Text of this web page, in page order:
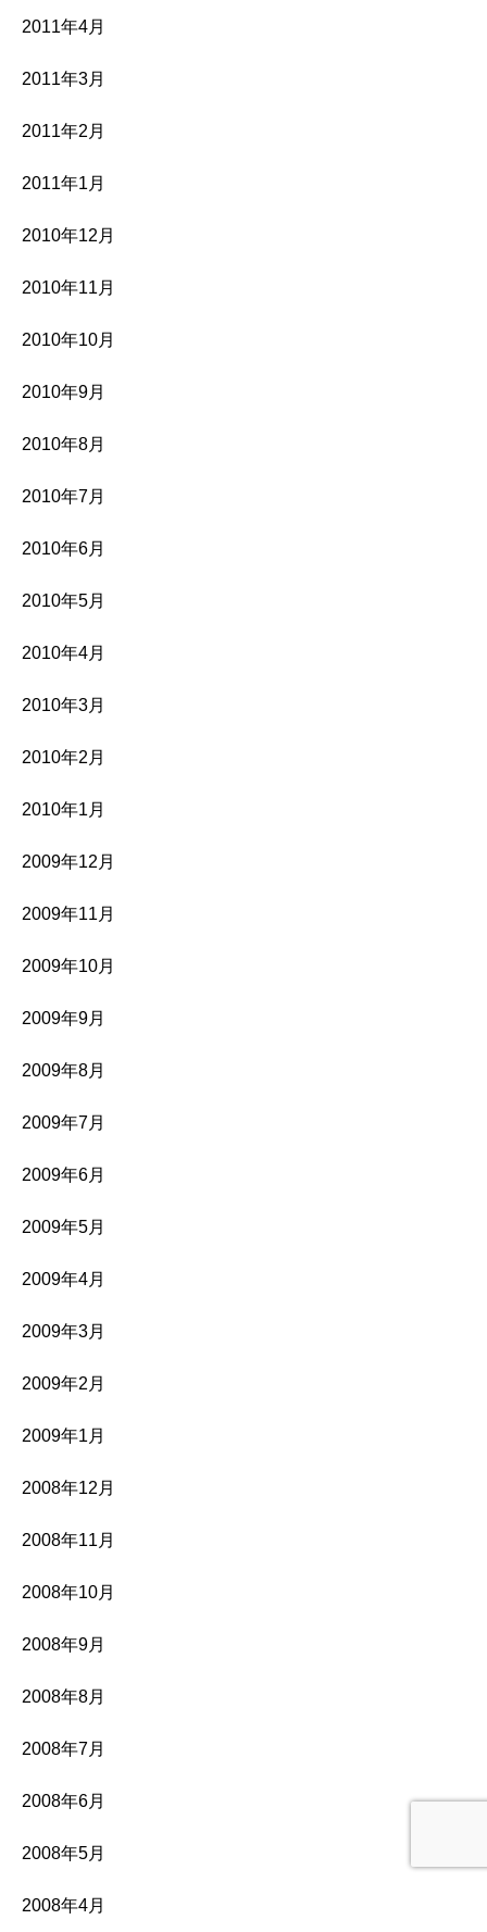
2011年4月
2011年3月
2011年2月
2011年1月
2010年12月
2010年11月
2010年10月
2010年9月
2010年8月
2010年7月
2010年6月
2010年5月
2010年4月
2010年3月
2010年2月
2010年1月
2009年12月
2009年11月
2009年10月
2009年9月
2009年8月
2009年7月
2009年6月
2009年5月
2009年4月
2009年3月
2009年2月
2009年1月
2008年12月
2008年11月
2008年10月
2008年9月
2008年8月
2008年7月
2008年6月
2008年5月
2008年4月